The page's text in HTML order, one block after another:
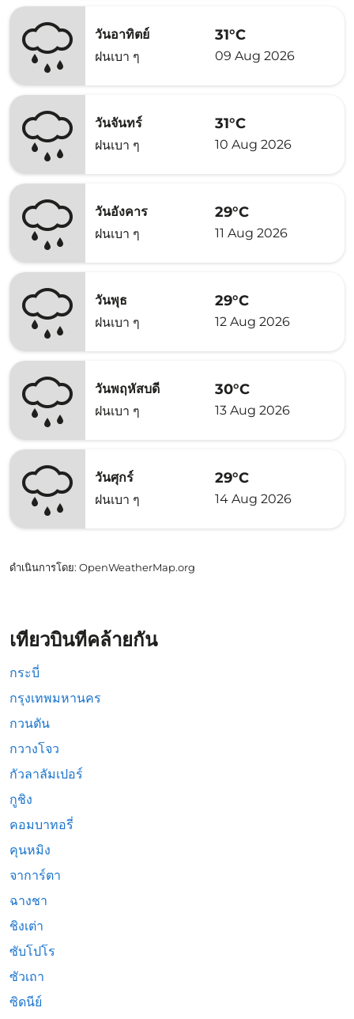
วันอาทิตย์
ฝนเบา ๆ
31°C
09 Aug 2026
วันจันทร์
ฝนเบา ๆ
31°C
10 Aug 2026
วันอังคาร
ฝนเบา ๆ
29°C
11 Aug 2026
วันพุธ
ฝนเบา ๆ
29°C
12 Aug 2026
วันพฤหัสบดี
ฝนเบา ๆ
30°C
13 Aug 2026
วันศุกร์
ฝนเบา ๆ
29°C
14 Aug 2026
ดำเนินการโดย: OpenWeatherMap.org
เที่ยวบินที่คล้ายกัน
กระบี่
กรุงเทพมหานคร
กวนตัน
กวางโจว
กัวลาลัมเปอร์
กูชิง
คอมบาทอรี่
คุนหมิง
จาการ์ตา
ฉางชา
ชิงเต่า
ซับโปโร
ซัวเถา
ซิดนีย์